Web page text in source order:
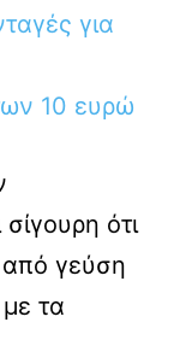
για
10 ευρώ
ότι
γεύση
τα